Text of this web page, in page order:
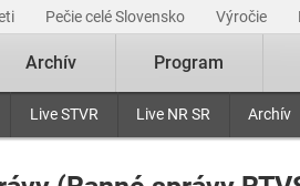
Pečie celé Slovensko Výročie
Live STVR Live NR SR Archív
Archív Program